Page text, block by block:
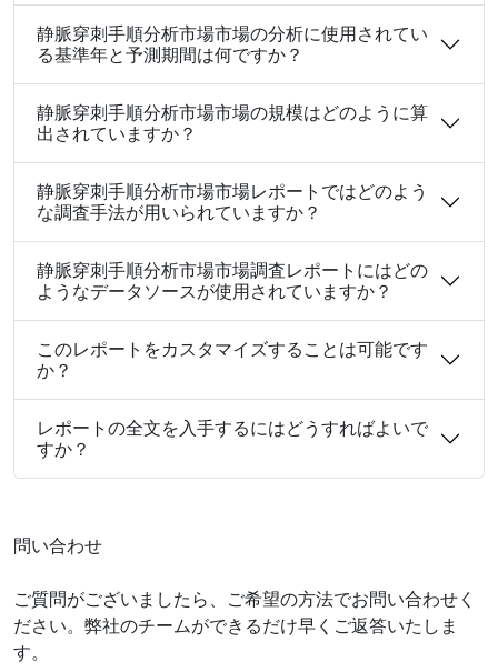
静脈穿刺手順分析市場市場の分析に使用されてい
る基準年と予測期間は何ですか？
静脈穿刺手順分析市場市場の規模はどのように算
出されていますか？
静脈穿刺手順分析市場市場レポートではどのよう
な調査手法が用いられていますか？
静脈穿刺手順分析市場市場調査レポートにはどの
ようなデータソースが使用されていますか？
このレポートをカスタマイズすることは可能です
か？
レポートの全文を入手するにはどうすればよいで
すか？
問い合わせ
ご質問がございましたら、ご希望の方法でお問い合わせく
ださい。弊社のチームができるだけ早くご返答いたしま
す。